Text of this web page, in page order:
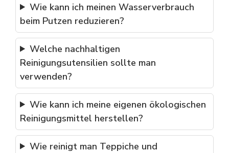
Wie kann ich meinen Wasserverbrauch
beim Putzen reduzieren?
Welche nachhaltigen
Reinigungsutensilien sollte man
verwenden?
Wie kann ich meine eigenen ökologischen
Reinigungsmittel herstellen?
Wie reinigt man Teppiche und